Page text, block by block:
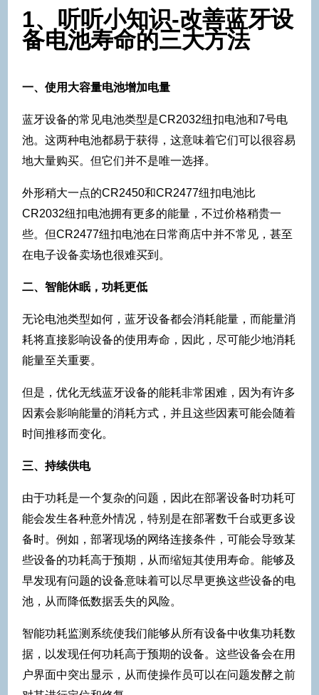
1、 听听小知识-改善蓝牙设
备电池寿命的三大方法
一、使用大容量电池增加电量
蓝牙设备的常见电池类型是CR2032纽扣电池和7号电
池。这两种电池都易于获得，这意味着它们可以很容易
地大量购买。但它们并不是唯一选择。
外形稍大一点的CR2450和CR2477纽扣电池比
CR2032纽扣电池拥有更多的能量，不过价格稍贵一
些。但CR2477纽扣电池在日常商店中并不常见，甚至
在电子设备卖场也很难买到。
二、智能休眠，功耗更低
无论电池类型如何，蓝牙设备都会消耗能量，而能量消
耗将直接影响设备的使用寿命，因此，尽可能少地消耗
能量至关重要。
但是，优化无线蓝牙设备的能耗非常困难，因为有许多
因素会影响能量的消耗方式，并且这些因素可能会随着
时间推移而变化。
三、持续供电
由于功耗是一个复杂的问题，因此在部署设备时功耗可
能会发生各种意外情况，特别是在部署数千台或更多设
备时。例如，部署现场的网络连接条件，可能会导致某
些设备的功耗高于预期，从而缩短其使用寿命。能够及
早发现有问题的设备意味着可以尽早更换这些设备的电
池，从而降低数据丢失的风险。
智能功耗监测系统使我们能够从所有设备中收集功耗数
据，以发现任何功耗高于预期的设备。这些设备会在用
户界面中突出显示，从而使操作员可以在问题发酵之前